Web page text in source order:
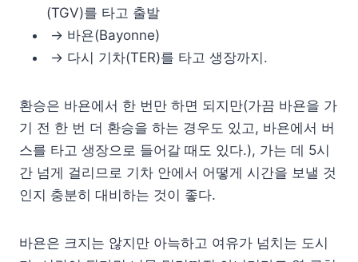
(TGV)를 타고 출발
→ 바욘(Bayonne)
→ 다시 기차(TER)를 타고 생장까지.
환승은 바욘에서 한 번만 하면 되지만(가끔 바욘을 가
기 전 한 번 더 환승을 하는 경우도 있고, 바욘에서 버
스를 타고 생장으로 들어갈 때도 있다.), 가는 데 5시
간 넘게 걸리므로 기차 안에서 어떻게 시간을 보낼 것
인지 충분히 대비하는 것이 좋다.
바욘은 크지는 않지만 아늑하고 여유가 넘치는 도시